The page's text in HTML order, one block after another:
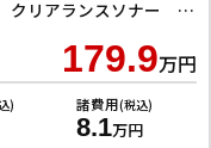
ハイブリッドXS 両側電動スライドドア クリアランスソナー オートクルーズコントロール レーンアシスト 衝突被害軽減システム オートライト LEDヘッドランプ スマートキー アイドリングストップ 電動格納ミラー
179.9万円
) 諸費用(税込)
8.1万円